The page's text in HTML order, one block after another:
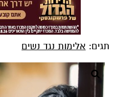
תגים: אלימות נגד נשים